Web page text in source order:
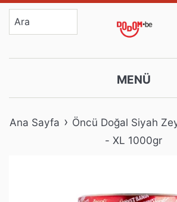
İçeriğe
atla
MENÜ
Ana Sayfa › Öncü Doğal Siyah
- XL 1000gr